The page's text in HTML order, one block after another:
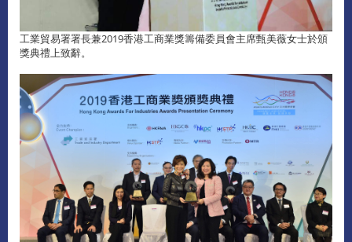
工業貿易署署長兼2019香港工商業獎籌備委員會主席甄美薇女士於頒
獎典禮上致辭。